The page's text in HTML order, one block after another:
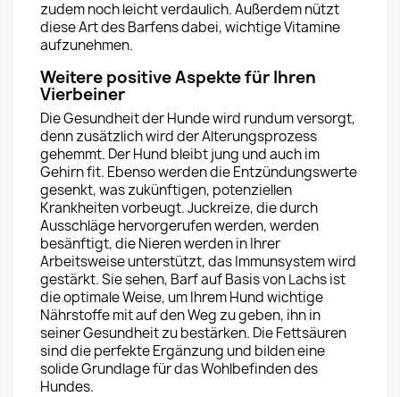
zudem noch leicht verdaulich. Außerdem nützt
diese Art des Barfens dabei, wichtige Vitamine
aufzunehmen.
Weitere positive Aspekte für Ihren
Vierbeiner
Die Gesundheit der Hunde wird rundum versorgt,
denn zusätzlich wird der Alterungsprozess
gehemmt. Der Hund bleibt jung und auch im
Gehirn fit. Ebenso werden die Entzündungswerte
gesenkt, was zukünftigen, potenziellen
Krankheiten vorbeugt. Juckreize, die durch
Ausschläge hervorgerufen werden, werden
besänftigt, die Nieren werden in Ihrer
Arbeitsweise unterstützt, das Immunsystem wird
gestärkt. Sie sehen, Barf auf Basis von Lachs ist
die optimale Weise, um Ihrem Hund wichtige
Nährstoffe mit auf den Weg zu geben, ihn in
seiner Gesundheit zu bestärken. Die Fettsäuren
sind die perfekte Ergänzung und bilden eine
solide Grundlage für das Wohlbefinden des
Hundes.